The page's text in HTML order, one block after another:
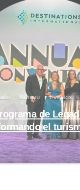
Bureau Eventos
de
el